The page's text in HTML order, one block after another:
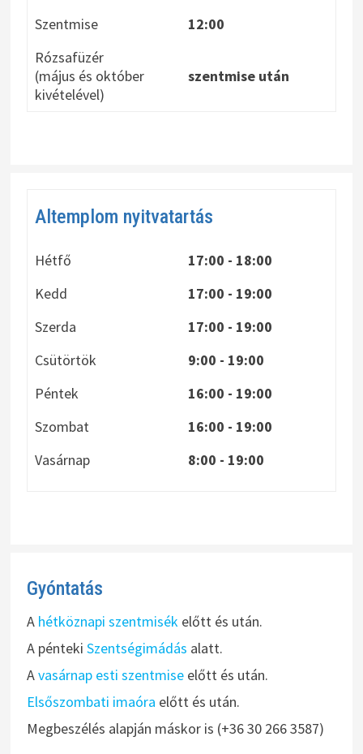
Szentmise
12:00
Rózsafüzér
(május és október
kivételével)
szentmise után
Altemplom nyitvatartás
Hétfő
17:00 - 18:00
Kedd
17:00 - 19:00
Szerda
17:00 - 19:00
Csütörtök
9:00 - 19:00
Péntek
16:00 - 19:00
Szombat
16:00 - 19:00
Vasárnap
8:00 - 19:00
Gyóntatás
A hétköznapi szentmisékelőtt és után.
A pénteki Szentségimádás alatt.
Avasárnap esti szentmiseelőtt és után.
Elsőszombati imaóra előtt és után.
Megbeszélés alapján máskor is (+36 30 266 3587)